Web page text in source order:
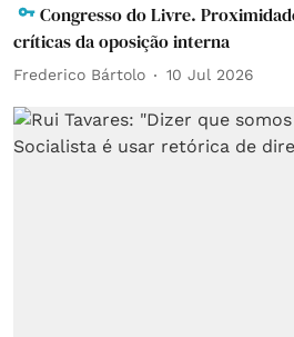
Congresso do Livre.
críticas da oposição interna
Frederico Bártolo 10 Jul 2026